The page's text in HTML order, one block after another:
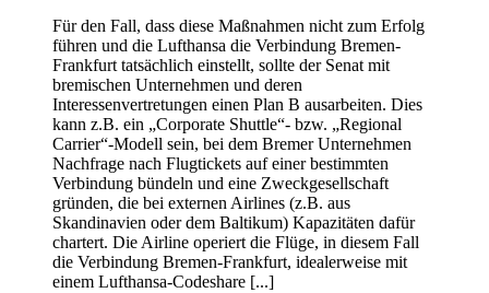
Für den Fall, dass diese Maßnahmen nicht zum Erfolg
führen und die Lufthansa die Verbindung Bremen-
Frankfurt tatsächlich einstellt, sollte der Senat mit
bremischen Unternehmen und deren
Interessenvertretungen einen Plan B ausarbeiten. Dies
kann z.B. ein „Corporate Shuttle“- bzw. „Regional
Carrier“-Modell sein, bei dem Bremer Unternehmen
Nachfrage nach Flugtickets auf einer bestimmten
Verbindung bündeln und eine Zweckgesellschaft
gründen, die bei externen Airlines (z.B. aus
Skandinavien oder dem Baltikum) Kapazitäten dafür
chartert. Die Airline operiert die Flüge, in diesem Fall
die Verbindung Bremen-Frankfurt, idealerweise mit
einem Lufthansa-Codeshare [...]